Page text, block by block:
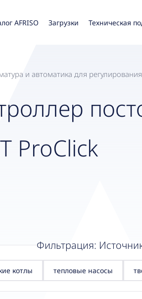
AFRISO Загрузки Техническая
и автоматика для регулирования
ProClick
Фильтрация:
котлы тепловые насосы